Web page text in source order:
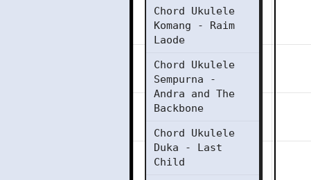
Chord Ukulele
Komang - Raim
Laode
Chord Ukulele
Sempurna -
Andra and The
Backbone
Chord Ukulele
Duka - Last
Child